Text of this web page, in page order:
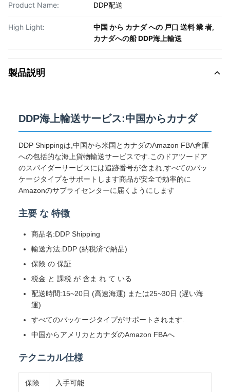
Product Name: DDP配送
High Light: 中国 から カナダ への 戸口 送料 業 者,
カナダへの船 DDP海上輸送
製品説明
DDP海上輸送サービス:中国からカナダ
DDP Shippingは,中国から米国とカナダのAmazon FBA倉庫
への包括的な海上貨物輸送サービスです.このドアツードア
のスパイダーサービスには追跡番号が含まれ,すべてのパッ
ケージタイプをサポートします商品が安全で効率的に
Amazonのサプライセンターに届くようにします
主要 な 特徴
商品名:DDP Shipping
輸送方法:DDP (納税済で納品)
保険 の 保証
税金 と 課税 が 含ま れ て いる
配送時間:15~20日 (高速海運) または25~30日 (遅い海
運)
すべてのパッケージタイプがサポートされます.
中国からアメリカとカナダのAmazon FBAへ
テクニカル仕様
保険 入手可能